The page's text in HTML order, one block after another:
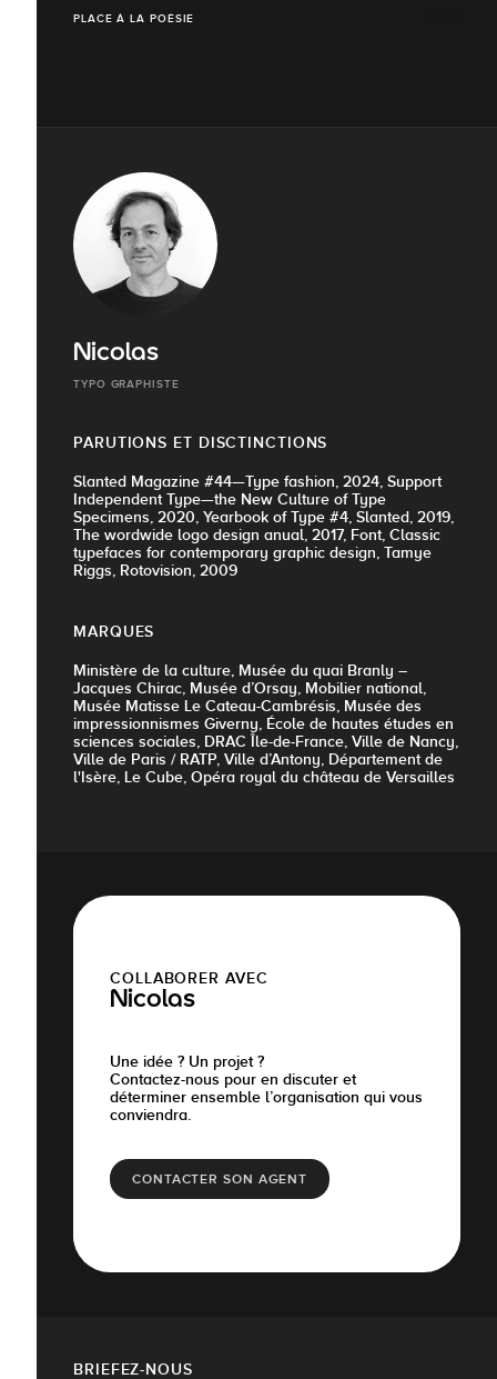
PLACE À LA POÉSIE
Nicolas
TYPO GRAPHISTE
PARUTIONS ET DISCTINCTIONS
Slanted Magazine #44—Type fashion, 2024, Support
Independent Type—the New Culture of Type
Specimens, 2020, Yearbook of Type #4, Slanted, 2019,
The wordwide logo design anual, 2017, Font, Classic
typefaces for contemporary graphic design, Tamye
Riggs, Rotovision, 2009
MARQUES
Ministère de la culture, Musée du quai Branly –
Jacques Chirac, Musée d’Orsay, Mobilier national,
Musée Matisse Le Cateau-Cambrésis, Musée des
impressionnismes Giverny, École de hautes études en
sciences sociales, DRAC Île-de-France, Ville de Nancy,
Ville de Paris / RATP, Ville d’Antony, Département de
l'Isère, Le Cube, Opéra royal du château de Versailles
COLLABORER AVEC
Nicolas
Une idée ? Un projet ?
Contactez-nous pour en discuter et
déterminer ensemble l’organisation qui vous
conviendra.
CONTACTER SON AGENT
BRIEFEZ-NOUS